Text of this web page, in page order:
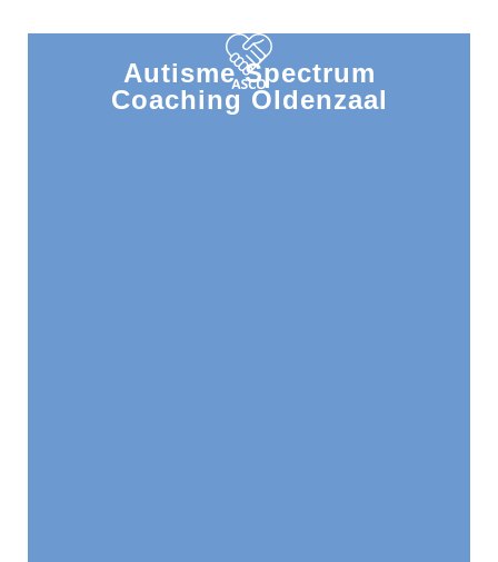
Autisme Spectrum
Coaching Oldenzaal